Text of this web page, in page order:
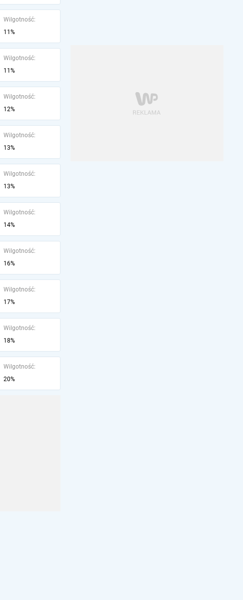
Wilgotność:
11%
Wilgotność:
11%
Wilgotność:
12%
Wilgotność:
13%
Wilgotność:
13%
Wilgotność:
14%
Wilgotność:
16%
Wilgotność:
17%
Wilgotność:
18%
Wilgotność:
20%